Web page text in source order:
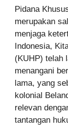
Pidana
merupakan
menjaga
Indonesia,
(KUHP) telah
menangani
lama, yang
kolonial
relevan
tantangan